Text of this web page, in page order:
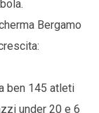
Bergamo
ben 145 atleti
under 20 e 6